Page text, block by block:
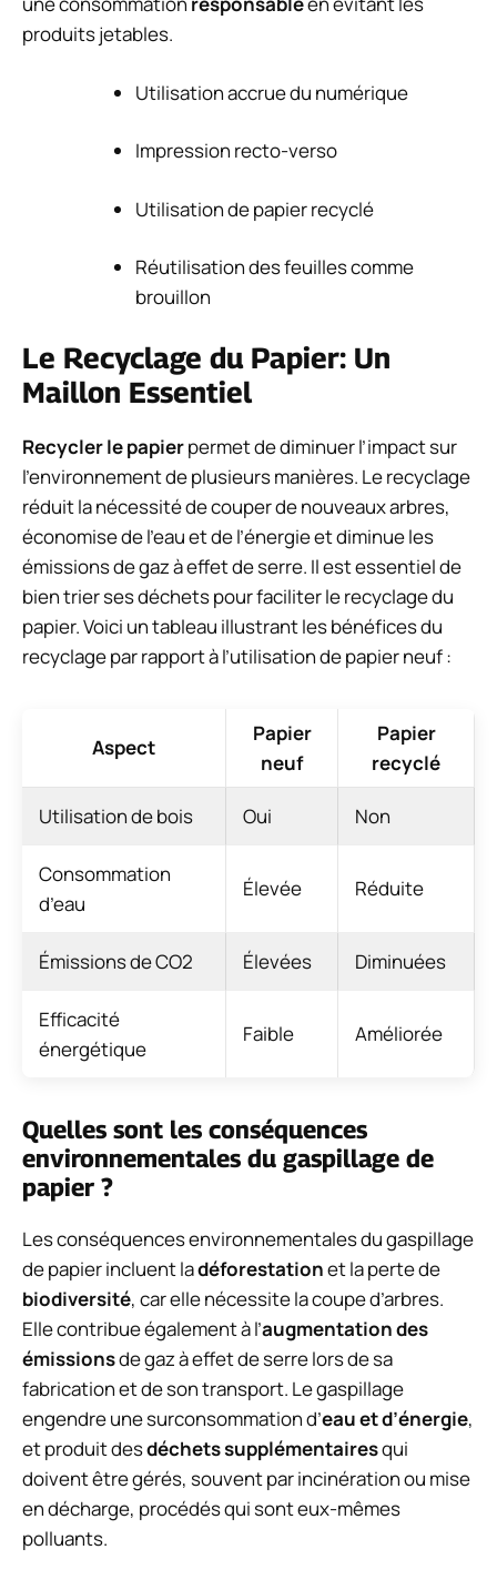
produits jetables.
Utilisation accrue du numérique
Impression recto-verso
Utilisation de papier recyclé
Réutilisation des feuilles comme
brouillon
Le Recyclage du Papier: Un
Maillon Essentiel
Recycler le papierpermet de diminuer l’impact sur
l’environnement de plusieurs manières. Le recyclage
réduit la nécessité de couper de nouveaux arbres,
économise de l’eau et de l’énergie et diminue les
émissions de gaz à effet de serre. Il est essentiel de
bien trier ses déchets pour faciliter le recyclage du
papier. Voici un tableau illustrant les bénéfices du
recyclage par rapport à l’utilisation de papier neuf :
Aspect
Papier
neuf
Papier
recyclé
Utilisation de bois Oui Non
Consommation
d’eau
Élevée Réduite
Émissions de CO2 Élevées Diminuées
Efficacité
énergétique
Faible Améliorée
Quelles sont les conséquences
environnementales du gaspillage de
papier ?
Les conséquences environnementales du gaspillage
de papier incluent ladéforestationet la perte de
biodiversité, car elle nécessite la coupe d’arbres.
Elle contribue également à l’augmentation des
émissionsde gaz à effet de serre lors de sa
fabrication et de son transport. Le gaspillage
engendre une surconsommation d’eau et d’énergie,
et produit desdéchets supplémentairesqui
doivent être gérés, souvent par incinération ou mise
en décharge, procédés qui sont eux-mêmes
polluants.